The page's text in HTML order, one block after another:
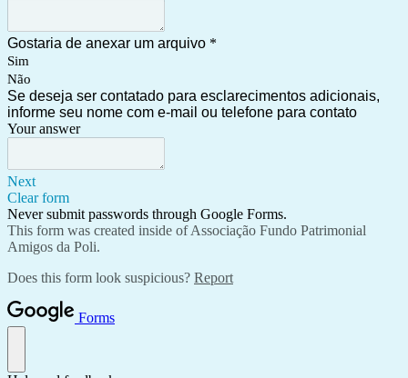
Gostaria de anexar um arquivo *
Sim
Não
Se deseja ser contatado para esclarecimentos adicionais,
informe seu nome com e-mail ou telefone para contato
Your answer
Next
Clear form
Never submit passwords through Google Forms.
This form was created inside of Associação Fundo Patrimonial
Amigos da Poli.
Does this form look suspicious? Report
Forms